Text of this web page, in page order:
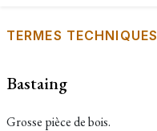
TERMES TECHNIQUES
Bastaing
Grosse pièce de bois.